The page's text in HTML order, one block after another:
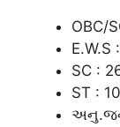
OBC/
E.W.S
SC :
ST :